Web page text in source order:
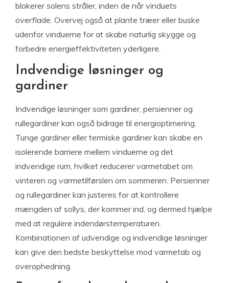
blokerer solens stråler, inden de når vinduets
overflade. Overvej også at plante træer eller buske
udenfor vinduerne for at skabe naturlig skygge og
forbedre energieffektiviteten yderligere.
Indvendige løsninger og
gardiner
Indvendige løsninger som gardiner, persienner og
rullegardiner kan også bidrage til energioptimering.
Tunge gardiner eller termiske gardiner kan skabe en
isolerende barriere mellem vinduerne og det
indvendige rum, hvilket reducerer varmetabet om
vinteren og varmetilførslen om sommeren. Persienner
og rullegardiner kan justeres for at kontrollere
mængden af sollys, der kommer ind, og dermed hjælpe
med at regulere indendørstemperaturen.
Kombinationen af udvendige og indvendige løsninger
kan give den bedste beskyttelse mod varmetab og
overophedning.